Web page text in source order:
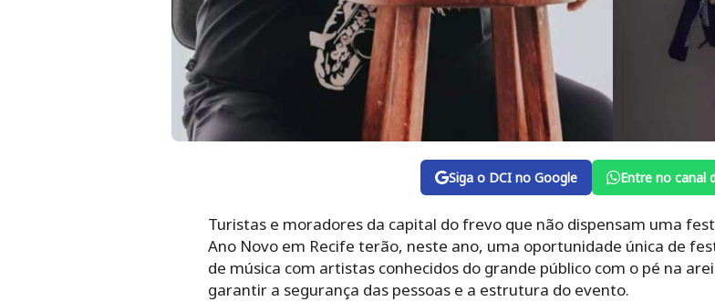
Siga o DCI no Google Entre no canal
Turistas e moradores da capital do frevo que não dispensam uma
Ano Novo em Recife terão, neste ano, uma oportunidade única de
de música com artistas conhecidos do grande público com o pé na
garantir a segurança das pessoas e a estrutura do evento.